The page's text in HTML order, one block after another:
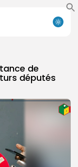
de
députés